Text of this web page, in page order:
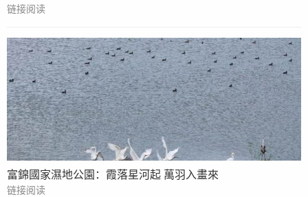
链接阅读
富錦國家濕地公園：霞落星河起 萬羽入畫來
链接阅读